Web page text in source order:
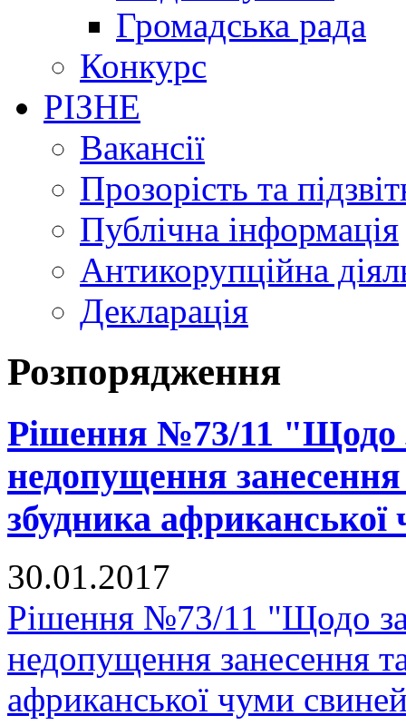
Громадська рада
Конкурс
РІЗНЕ
Вакансії
Прозорість та
Публічна інформація
Антикорупційна
Декларація
Розпорядження
Рішення №73/11 "Щодо
недопущення
збудника
30.01.2017
Рішення №73/11 "Щодо
недопущення занесення
африканської чуми